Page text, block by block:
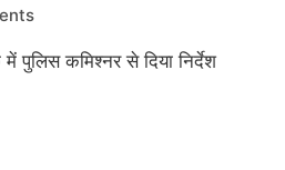
पुलिस कमिश्नर से दिया निर्देश